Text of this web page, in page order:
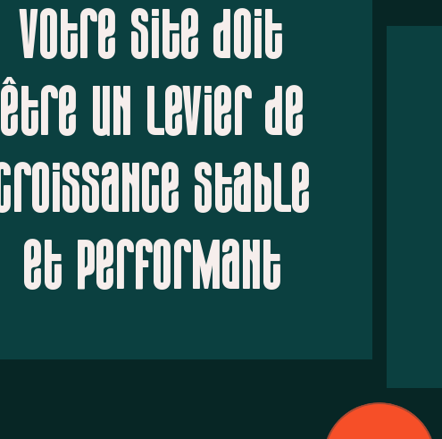
votre site doit
être un levier de
croissance stable
et performant